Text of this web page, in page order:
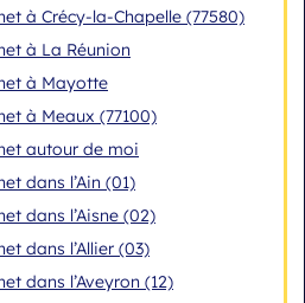
à Crécy-la-Chapelle (77580)
à La Réunion
à Mayotte
à Meaux (77100)
autour de moi
dans l’Ain (01)
dans l’Aisne (02)
dans l’Allier (03)
dans l’Aveyron (12)